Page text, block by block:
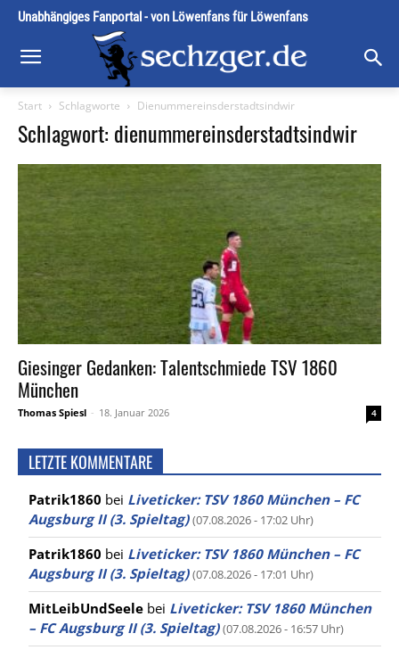
Unabhängiges Fanportal - von Löwenfans für Löwenfans
Start Schlagworte Dienummereinsderstadtsindwir
Schlagwort: dienummereinsderstadtsindwir
Giesinger Gedanken: Talentschmiede TSV 1860
München
Thomas Spiesl - 18. Januar 2026 4
LETZTE KOMMENTARE
Patrik1860 bei Liveticker: TSV 1860 München – FC
Augsburg II (3. Spieltag) (07.08.2026 - 17:02 Uhr)
Patrik1860 bei Liveticker: TSV 1860 München – FC
Augsburg II (3. Spieltag) (07.08.2026 - 17:01 Uhr)
MitLeibUndSeele bei Liveticker: TSV 1860 München
– FC Augsburg II (3. Spieltag) (07.08.2026 - 16:57 Uhr)